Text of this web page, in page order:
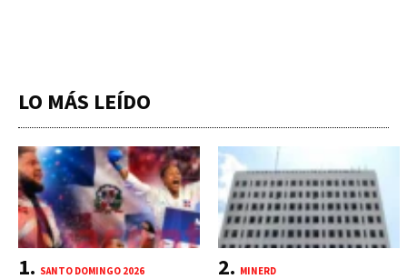
LO MÁS LEÍDO
SANTO DOMINGO 2026 MINERD